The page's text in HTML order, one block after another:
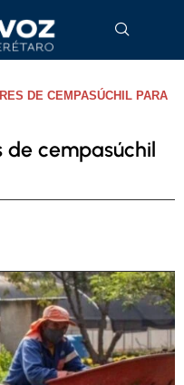
DE CEMPASÚCHIL PARA
de cempasúchil